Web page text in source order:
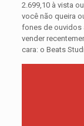
2.699,10 à vista
você não queira
fones de ouvidos
vender
cara: o Beats